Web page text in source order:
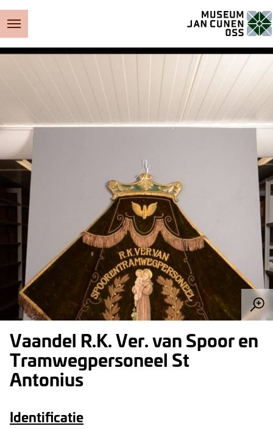
Vaandel R.K. Ver. van Spoor en
Tramwegpersoneel St
Antonius
Identificatie